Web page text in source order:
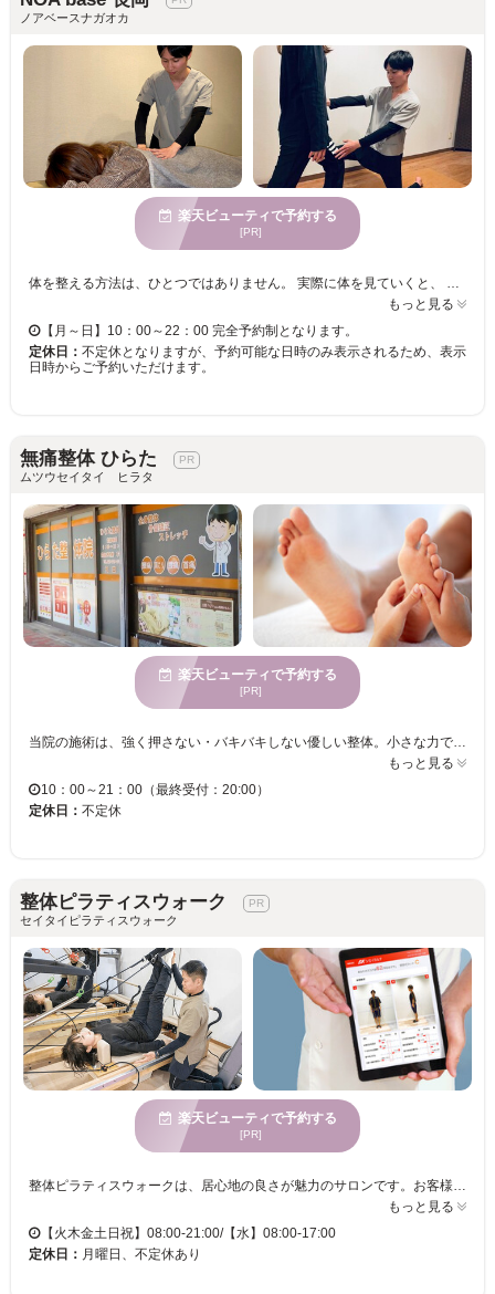
ノアベースナガオカ
楽天ビューティで予約する
[PR]
体を整える方法は、ひとつではありません。 実際に体を見ていくと、 「まず整えたほうがよさそうなところ」 「動かし方を少し変えたほうが楽になるところ」 「体の内側の状態が関わっていそうなところ」 があります。 NOA base 長岡では、 そうしたポイントを分けて考えず、まとめて見ていきます。 イメージとしては、 今の体の状態を整えるところは「整体」に近い考え方。 動きや使い方を見直すところは「パーソナルトレーニング」に近い考え方。 体質や見た目にも関わる内側の部分は「エステ」に近い考え方です。 これらを別々に受けようとすると、 予約を取る場所が増えたり、その都度、体の状態を説明したりと、 少しずつ負担が増えていきます。 ここでは、ひとりの国家資格者が、 その日の体の状態を見ながら、施術と運動をまとめて行います。 通い分ける手間を減らしながら、体の変化へつなげていく。 そんな進め方を大切にしています。
もっと見る
【月～日】10：00～22：00 完全予約制となります。
定休日： 不定休となりますが、予約可能な日時のみ表示されるため、表示
日時からご予約いただけます。
無痛整体 ひらた
ムツウセイタイ ヒラタ
楽天ビューティで予約する
[PR]
当院の施術は、強く押さない・バキバキしない優しい整体。小さな力で深層に働きかけ、本来の自己治癒力を最大限に引き出します。 自律神経の乱れからくる ・肩こり／首こり ・慢性疲労 ・頭痛 ・めまい ・息苦しさ ・不眠 ・原因不明の不調 など、病院では異常がないと言われた症状にも対応。 初めての方でも安心して受けられる、やさしく深く届く整体です。
もっと見る
10：00～21：00（最終受付：20:00）
定休日： 不定休
整体ピラティスウォーク
セイタイピラティスウォーク
楽天ビューティで予約する
[PR]
整体ピラティスウォークは、居心地の良さが魅力のサロンです。お客様にとって、身体の歪みやコリを改善する専門性を持つ場所として知られています。個室のプライベートな環境が整い、安心してリラクゼーションを満喫できます。年齢を問わず、様々な方に利用されており、お身体の状態に合わせたカスタマイズサービスが魅力です。当サロンでは、駐車場のご用意があるので、車でのご来店もスムーズ。クレジットカードも使えるので、お会計も便利です。整体ピラティスウォークで、心身共にリフレッシュし、ストレスを解消する穏やかなひと時をぜひご体験ください。魅力あふれる自分を目指す皆さまにとって、理想の選択となることでしょう。
もっと見る
【火木金土日祝】08:00-21:00/【水】08:00-17:00
定休日： 月曜日、不定休あり